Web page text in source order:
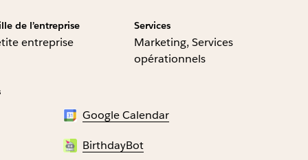
de l’entreprise
entreprise
Services
Marketing, Services
opérationnels
Google Calendar
BirthdayBot